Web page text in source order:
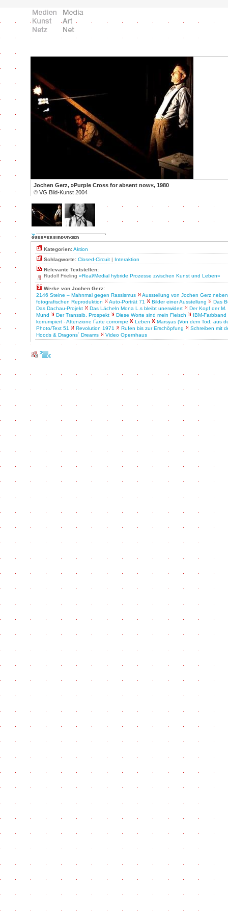
Jochen Gerz, »Purple Cross for absent now«, 1980
© VG Bild-Kunst 2004
Kategorien:Aktion
Schlagworte: Closed-Circuit | Interaktion
Relevante Textstellen:
Rudolf Frieling »Real/Medial hybride Prozesse zwischen Kunst und Leben«
Werke von Jochen Gerz:
2146 Steine – Mahnmal gegen Rassismus
Ausstellung von Jochen Gerz
fotografischen Reproduktion
Auto-Porträt 71 Bilder einer Ausstellung
Das
Das Dachau-Projekt
Das Lächeln Mona L.s bleibt unerwidert
Der Kopf der M.
Mund
Der Transsib. Prospekt Diese Worte sind mein Fleisch
IBM-Farbband
korrumpiert - Attenzione l´arte corrompe
Leben
Marsyas (Von dem Tod, aus
Photo/Text 51
Revolution 1971 Rufen bis zur Erschöpfung
Schreiben mit
Hoods & Dragons´ Dreams
Video Opernhaus